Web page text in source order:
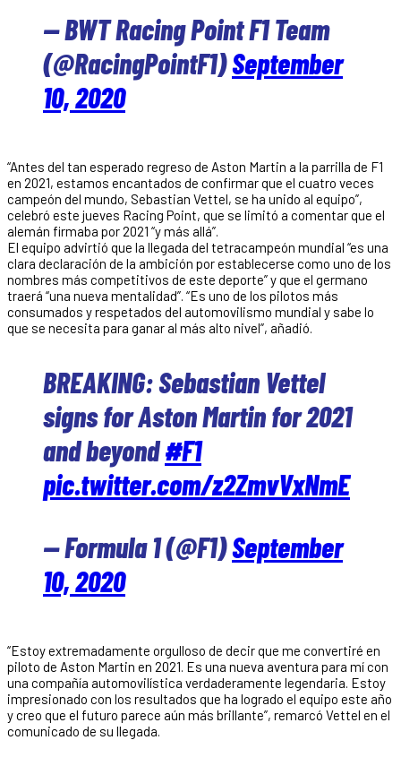
— BWT Racing Point F1 Team
(@RacingPointF1)September
10, 2020
“Antes del tan esperado regreso de Aston Martin a la parrilla de F1
en 2021, estamos encantados de confirmar que el cuatro veces
campeón del mundo, Sebastian Vettel, se ha unido al equipo”,
celebró este jueves Racing Point, que se limitó a comentar que el
alemán firmaba por 2021 “y más allá”.
El equipo advirtió que la llegada del tetracampeón mundial “es una
clara declaración de la ambición por establecerse como uno de los
nombres más competitivos de este deporte” y que el germano
traerá “una nueva mentalidad”. “Es uno de los pilotos más
consumados y respetados del automovilismo mundial y sabe lo
que se necesita para ganar al más alto nivel”, añadió.
BREAKING: Sebastian Vettel
signs for Aston Martin for 2021
and beyond#F1
pic.twitter.com/z2ZmvVxNmE
— Formula 1 (@F1)September
10, 2020
“Estoy extremadamente orgulloso de decir que me convertiré en
piloto de Aston Martin en 2021. Es una nueva aventura para mí con
una compañía automovilística verdaderamente legendaria. Estoy
impresionado con los resultados que ha logrado el equipo este año
y creo que el futuro parece aún más brillante”, remarcó Vettel en el
comunicado de su llegada.